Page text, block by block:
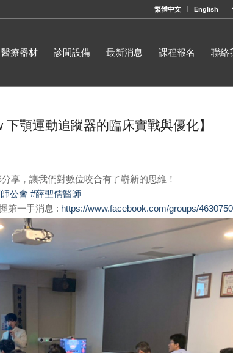
繁體中文 English
醫療器材 診間設備 最新消息 課程報名 聯絡
顎運動追蹤器的臨床實戰與優化】
享，讓我們對數位咬合有了嶄新的思維！
公會 #薛聖儒醫師
第一手消息 : https://www.facebook.com/groups/